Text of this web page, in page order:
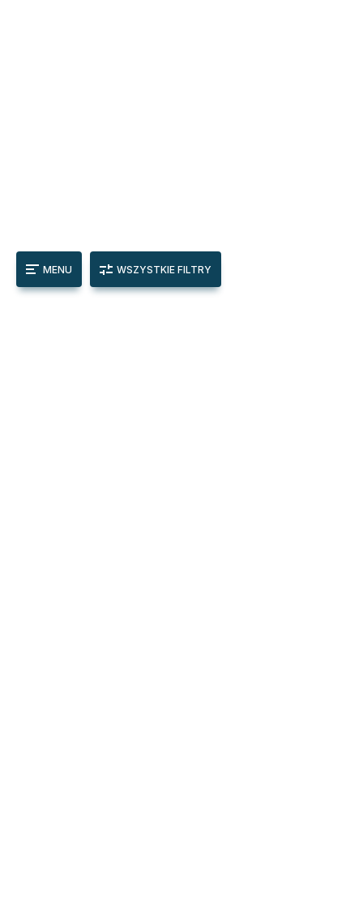
MENU WSZYSTKIE FILTRY